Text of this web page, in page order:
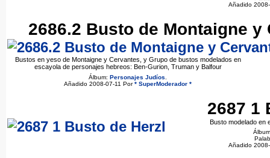
Añadido
2686.2 Busto de Montaigne
Bustos en yeso de Montaigne y Cervantes, y Grupo de bustos modelados en
escayola de personajes hebreos: Ben-Gurion, Truman y Balfour
Álbum: Personajes Judíos
Añadido 2008-07-11 Por* SuperModerador *
2687 1
Busto modelado en
Añadido